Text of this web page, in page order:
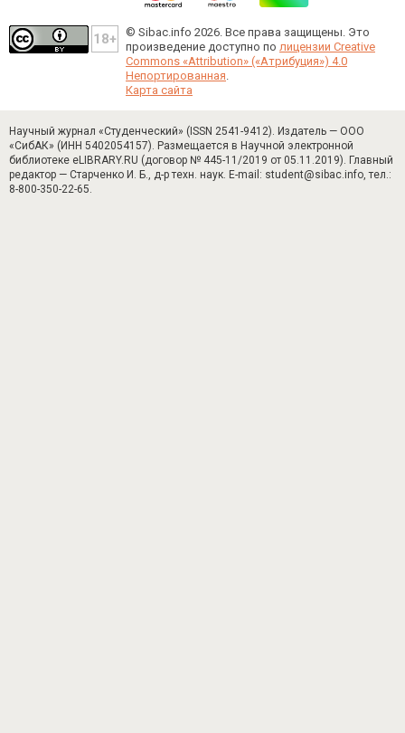
© Sibac.info 2026. Все права защищены. Это
произведение доступно по лицензии Creative
Commons «Attribution» («Атрибуция») 4.0
Непортированная.
Карта сайта
Научный журнал «Студенческий» (ISSN 2541-9412). Издатель — ООО
«СибАК» (ИНН 5402054157). Размещается в Научной электронной
библиотеке eLIBRARY.RU (договор № 445-11/2019 от 05.11.2019). Главный
редактор — Старченко И. Б., д-р техн. наук. E-mail: student@sibac.info, тел.:
8-800-350-22-65.